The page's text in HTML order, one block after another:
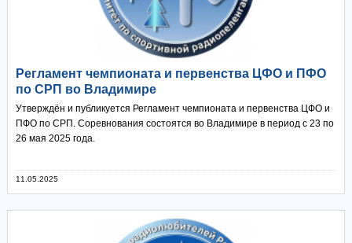
Регламент чемпионата и первенства ЦФО и ПФО
по СРП во Владимире
Утверждён и публикуется Регламент чемпионата и первенства ЦФО и
ПФО по СРП. Соревнования состоятся во Владимире в период с 23 по
26 мая 2025 года.
11.05.2025